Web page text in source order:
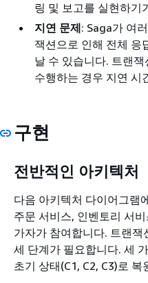
링 및 보고를 실현하기
지연 문제: Saga가 여
잭션으로 인해 전체 응
날 수 있습니다. 트랜
수행하는 경우 지연 시
구현
전반적인 아키텍처
다음 아키텍처 다이어그램
주문 서비스, 인벤토리 서
가자가 참여합니다. 트랜
세 단계가 필요합니다. 세
초기 상태(C1, C2, C3)로 복